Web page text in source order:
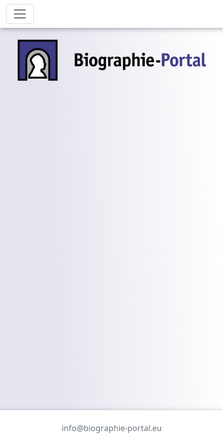
info@biographie-portal.eu